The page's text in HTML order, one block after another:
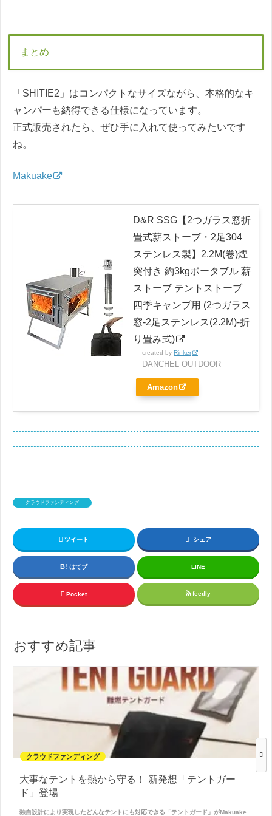
まとめ
「SHITIE2」はコンパクトなサイズながら、本格的なキ
ャンパーも納得できる仕様になっています。
正式販売されたら、ぜひ手に入れて使ってみたいです
ね。
Makuake
D&R SSG【2つガラス窓折
畳式薪ストーブ・2足304
ステンレス製】2.2M(卷)煙
突付き 約3kgポータブル 薪
ストーブ テントストーブ
四季キャンプ用 (2つガラス
窓-2足ステンレス(2.2M)-折
り畳み式)
created by Rinker
DANCHEL OUTDOOR
Amazon
クラウドファンディング
ツイート シェア
はてブ LINE
Pocket feedly
おすすめ記事
クラウドファンディング
大事なテントを熱から守る！ 新発想「テントガー
ド」登場
独自設計により実現したどんなテントにも対応できる「テントガード」がMakuake…